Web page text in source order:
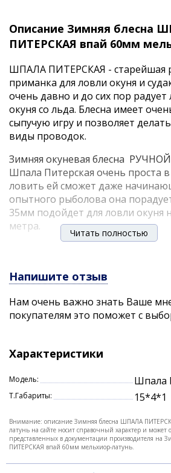
Описание Зимняя блесна
ПИТЕРСКАЯ впай 60мм
ШПАЛА ПИТЕРСКАЯ - старейшая
приманка для ловли окуня и
очень давно и до сих пор
окуня со льда. Блесна имеет
сыпучую игру и позволяет
виды проводок.
Зимняя окуневая блесна
Шпала Питерская очень проста
ловить ей сможет даже
опытного рыболова она
35мм подойдет для ловли окуня
метра.
дополнительной доводкой и
крючком высокого качества с
для дополнительного
Читать полностью
Напишите отзыв
Нам очень важно знать Ваше
покупателям это поможет с
Характеристики
Модель: Шпала
Т.Габариты: 15*4*1
Внимание: описание Зимняя блесна ШПАЛА
латунь на сайте носит справочный характер и может
представленных в документации производителя на
ПИТЕРСКАЯ впай 60мм мельхиор-латунь.